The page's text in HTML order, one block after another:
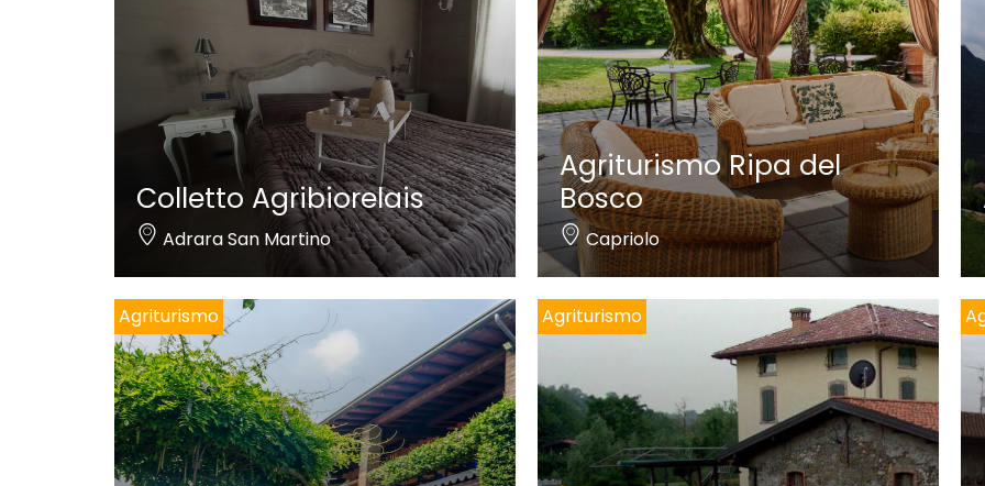
Colletto Agribiorelais
Adrara San Martino
Agriturismo Ripa del
Bosco
Capriolo
Agriturismo Agriturismo